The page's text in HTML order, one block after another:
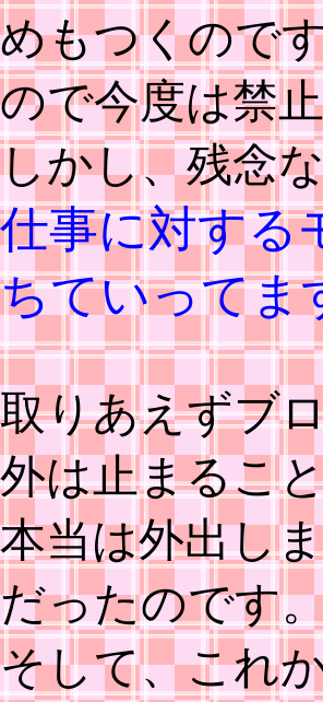
めもつくので
ので今度は禁
しかし、残念
仕事に対する
ちていってま
取りあえずブ
外は止まるこ
本当は外出し
だったのです
そして、これ